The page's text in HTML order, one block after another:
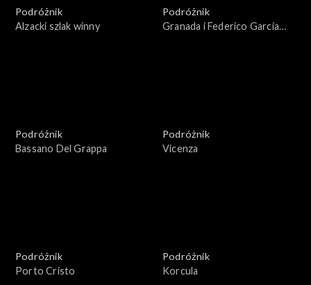
Podróżnik
Alzacki szlak winny
Podróżnik
Granada i Federico Garcia
Podróżnik
Bassano Del Grappa
Podróżnik
Vicenza
Podróżnik
Porto Cristo
Podróżnik
Korcula